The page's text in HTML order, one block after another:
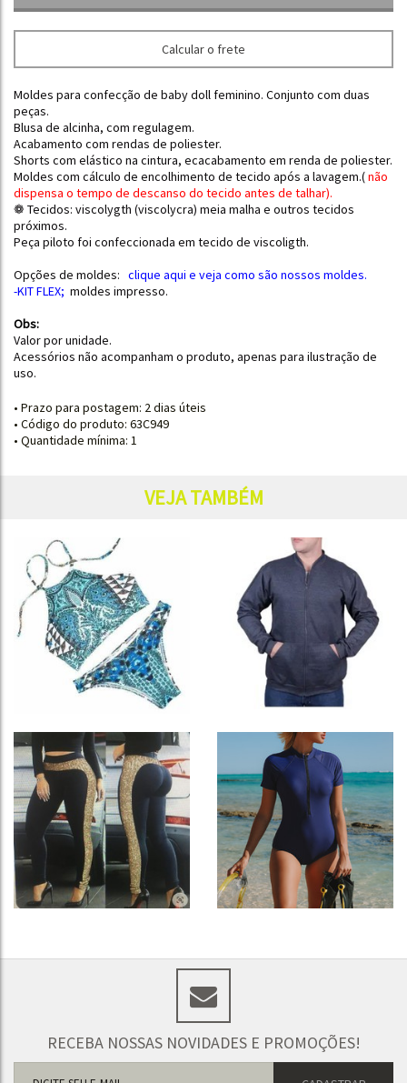
Calcular o frete
Moldes para confecção de baby doll feminino. Conjunto com duas
peças.
Blusa de alcinha, com regulagem.
Acabamento com rendas de poliester.
Shorts com elástico na cintura, ecacabamento em renda de poliester.
Moldes com cálculo de encolhimento de tecido após a lavagem.(não
dispensa o tempo de descanso do tecido antes de talhar).
❁ Tecidos: viscolygth (viscolycra) meia malha e outros tecidos
próximos.
Peça piloto foi confeccionada em tecido de viscoligth.
Opções de moldes: clique aqui e veja como são nossos moldes.
-KIT FLEX; moldes impresso.
Obs:
Valor por unidade.
Acessórios não acompanham o produto, apenas para ilustração de
uso.
• Prazo para postagem: 2 dias úteis
• Código do produto: 63C949
• Quantidade mínima: 1
VEJA TAMBÉM
RECEBA NOSSAS NOVIDADES E PROMOÇÕES!